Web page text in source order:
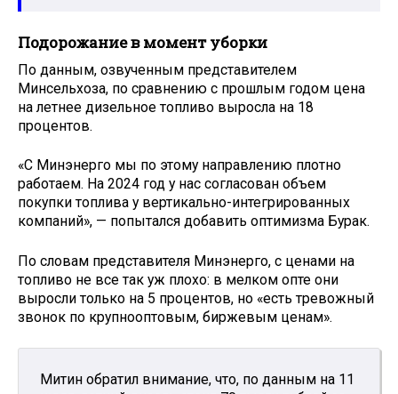
Подорожание в момент уборки
По данным, озвученным представителем
Минсельхоза, по сравнению с прошлым годом цена
на летнее дизельное топливо выросла на 18
процентов.
«С Минэнерго мы по этому направлению плотно
работаем. На 2024 год у нас согласован объем
покупки топлива у вертикально-интегрированных
компаний», — попытался добавить оптимизма Бурак.
По словам представителя Минэнерго, с ценами на
топливо не все так уж плохо: в мелком опте они
выросли только на 5 процентов, но «есть тревожный
звонок по крупнооптовым, биржевым ценам».
Митин обратил внимание, что, по данным на 11